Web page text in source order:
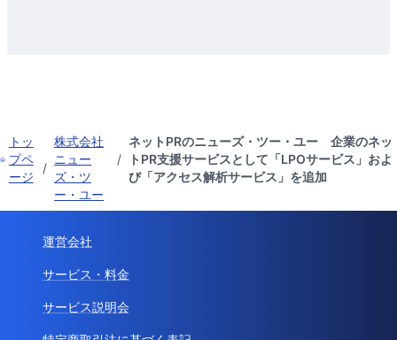
トッ
プペ
ージ
/
株式会社
ニュー
ズ・ツ
ー・ユー
/
ネットPRのニューズ・ツー・ユー 企業のネッ
トPR支援サービスとして「LPOサービス」およ
び「アクセス解析サービス」を追加
運営会社
サービス・料金
サービス説明会